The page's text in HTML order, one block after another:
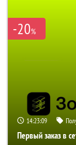
-20%
14:23:07
Первый заказ в